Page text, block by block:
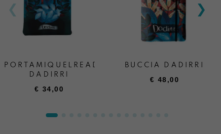
PORTAMIQUELREADER
DADIRRI
€ 34,00
BUCCIA DADIRRI
€ 48,00